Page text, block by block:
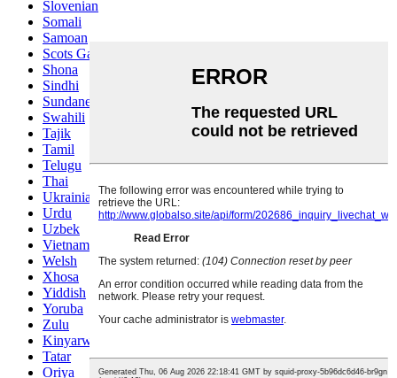
Slovenian
Somali
Samoan
Scots Gaelic
Shona
Sindhi
Sundanese
Swahili
Tajik
Tamil
Telugu
Thai
Ukrainian
Urdu
Uzbek
Vietnamese
Welsh
Xhosa
Yiddish
Yoruba
Zulu
Kinyarwanda
Tatar
Oriya